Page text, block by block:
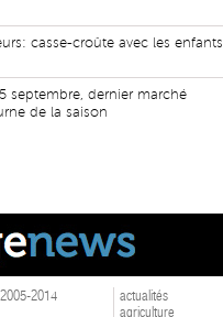
casse-croûte avec les enfants
septembre, dernier marché
de la saison
2014
actualités
agriculture